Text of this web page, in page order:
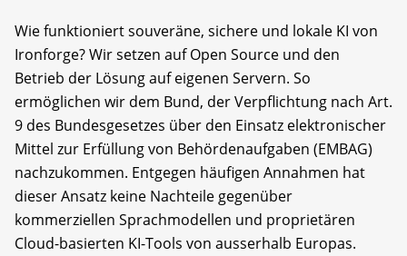
Wie funktioniert souveräne, sichere und lokale KI von
Ironforge? Wir setzen auf Open Source und den
Betrieb der Lösung auf eigenen Servern. So
ermöglichen wir dem Bund, der Verpflichtung nach Art.
9 des Bundesgesetzes über den Einsatz elektronischer
Mittel zur Erfüllung von Behördenaufgaben (EMBAG)
nachzukommen. Entgegen häufigen Annahmen hat
dieser Ansatz keine Nachteile gegenüber
kommerziellen Sprachmodellen und proprietären
Cloud-basierten KI-Tools von ausserhalb Europas.